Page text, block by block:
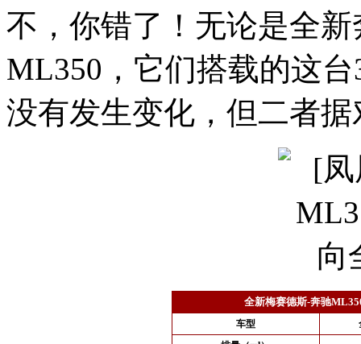
不，你错了！无论是全
ML350，它们搭载的这
没有发生变化，但二者
全新梅赛德斯-奔驰
车型